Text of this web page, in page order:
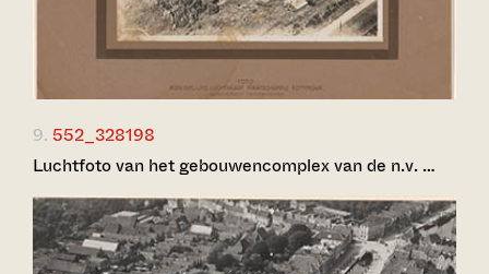
9. 552_328198
Luchtfoto van het gebouwencomplex van de n.v. …